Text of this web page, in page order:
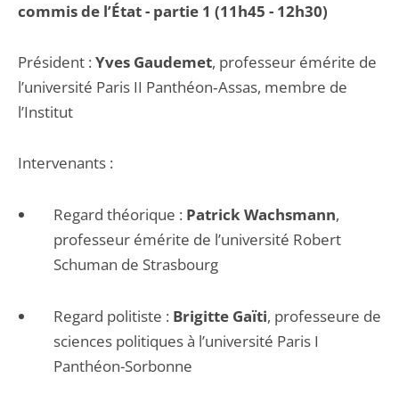
commis de l’État - partie 1 (11h45 - 12h30)
Président : Yves Gaudemet, professeur émérite de
l’université Paris II Panthéon‐Assas, membre de
l’Institut
Intervenants :
Regard théorique : Patrick Wachsmann,
professeur émérite de l’université Robert
Schuman de Strasbourg
Regard politiste : Brigitte Gaïti, professeure de
sciences politiques à l’université Paris I
Panthéon-Sorbonne